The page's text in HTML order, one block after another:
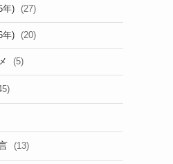
年) (27)
年) (20)
(5)
(13)